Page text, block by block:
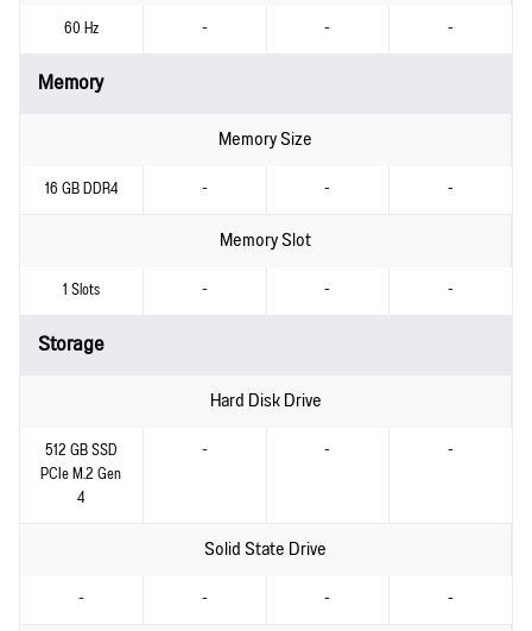
60 Hz - - -
Memory
Memory Size
16 GB DDR4 - - -
Memory Slot
1 Slots - - -
Storage
Hard Disk Drive
512 GB SSD
PCIe M.2 Gen
4
- - -
Solid State Drive
- - - -